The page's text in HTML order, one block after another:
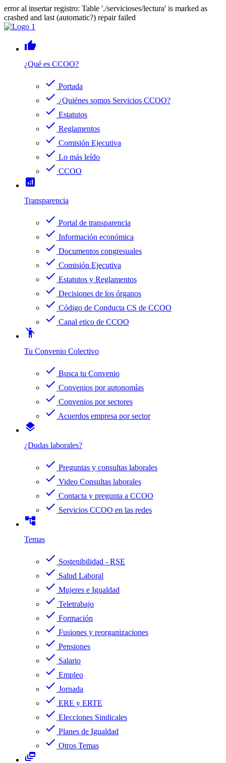
error al insertar registro: Table './servicioses/lectura' is marked as
crashed and last (automatic?) repair failed
thumb_up
¿Qué es CCOO?
check Portada
check ¿Quiénes somos Servicios CCOO?
check Estatutos
check Reglamentos
check Comisión Ejecutiva
check Lo más leído
check CCOO
analytics
Transparencia
check Portal de transparencia
check Información económica
check Documentos congresuales
check Comisión Ejecutiva
check Estatutos y Reglamentos
check Decisiones de los órganos
check Código de Conducta CS de CCOO
check Canal etico de CCOO
emoji_people
Tu Convenio Colectivo
check Busca tu Convenio
check Convenios por autonomías
check Convenios por sectores
check Acuerdos empresa por sector
layers
¿Dudas laborales?
check Preguntas y consultas laborales
check Video Consultas laborales
check Contacta y pregunta a CCOO
check Servicios CCOO en las redes
account_tree
Temas
check Sostenibilidad - RSE
check Salud Laboral
check Mujeres e Igualdad
check Teletrabajo
check Formación
check Fusiones y reorganizaciones
check Pensiones
check Salario
check Empleo
check Jornada
check ERE y ERTE
check Elecciones Sindicales
check Planes de Igualdad
check Otros Temas
dynamic_feed